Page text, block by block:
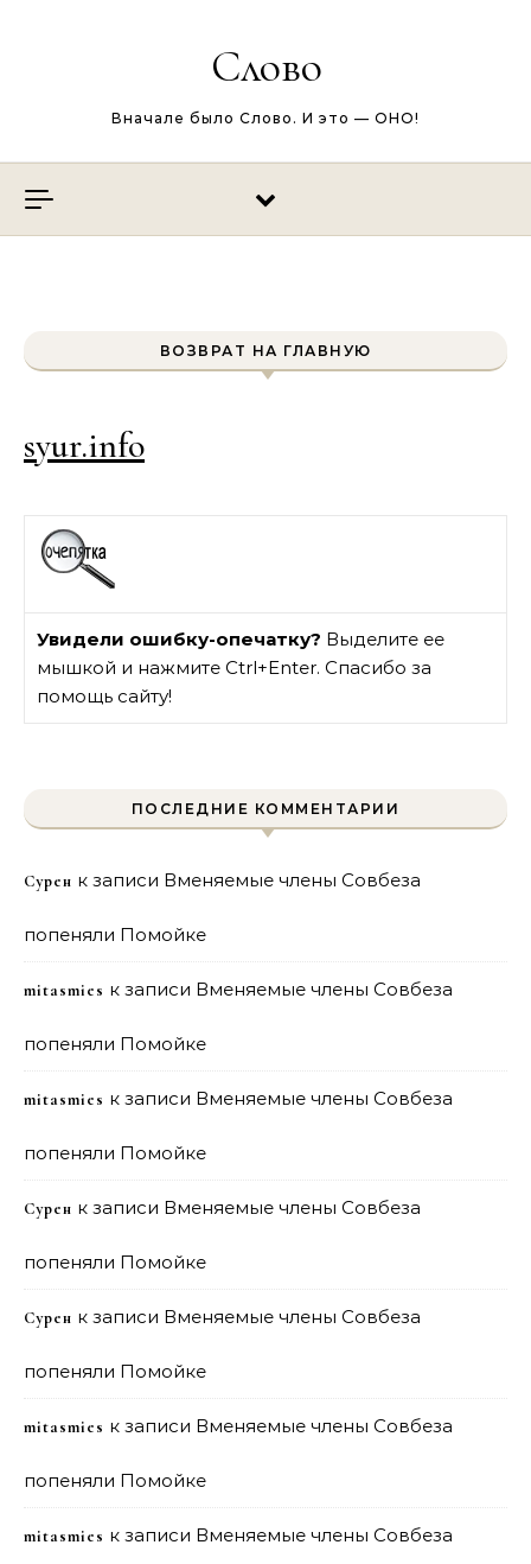
Слово
Вначале было Слово. И это — ОНО!
ВОЗВРАТ НА ГЛАВНУЮ
syur.info
Увидели ошибку-опечатку? Выделите ее
мышкой и нажмите Ctrl+Enter. Спасибо за
помощь сайту!
ПОСЛЕДНИЕ КОММЕНТАРИИ
Сурен к записи Вменяемые члены Совбеза
попеняли Помойке
mitasmies к записи Вменяемые члены Совбеза
попеняли Помойке
mitasmies к записи Вменяемые члены Совбеза
попеняли Помойке
Сурен к записи Вменяемые члены Совбеза
попеняли Помойке
Сурен к записи Вменяемые члены Совбеза
попеняли Помойке
mitasmies к записи Вменяемые члены Совбеза
попеняли Помойке
mitasmies к записи Вменяемые члены Совбеза